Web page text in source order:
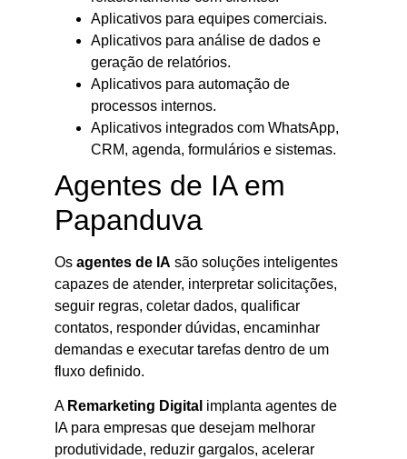
Aplicativos para equipes comerciais.
Aplicativos para análise de dados e
geração de relatórios.
Aplicativos para automação de
processos internos.
Aplicativos integrados com WhatsApp,
CRM, agenda, formulários e sistemas.
Agentes de IA em
Papanduva
Os agentes de IA são soluções inteligentes
capazes de atender, interpretar solicitações,
seguir regras, coletar dados, qualificar
contatos, responder dúvidas, encaminhar
demandas e executar tarefas dentro de um
fluxo definido.
A Remarketing Digital implanta agentes de
IA para empresas que desejam melhorar
produtividade, reduzir gargalos, acelerar